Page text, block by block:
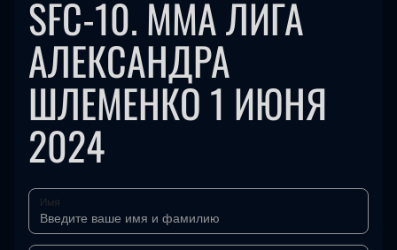
SFC-10. ММА ЛИГА
АЛЕКСАНДРА
ШЛЕМЕНКО 1 ИЮНЯ
2024
Имя